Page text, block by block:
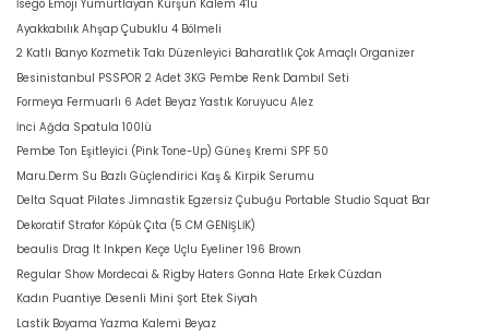
İsego Emoji Yumurtlayan Kurşun Kalem 4'lü
Ayakkabılık Ahşap Çubuklu 4 Bölmeli
2 Katlı Banyo Kozmetik Takı Düzenleyici Baharatlık Çok Amaçlı Organizer
Besinistanbul PSSPOR 2 Adet 3KG Pembe Renk Dambıl Seti
Formeya Fermuarlı 6 Adet Beyaz Yastık Koruyucu Alez
İnci Ağda Spatula 100lü
Pembe Ton Eşitleyici (Pink Tone-Up) Güneş Kremi SPF 50
Maru.Derm Su Bazlı Güçlendirici Kaş & Kirpik Serumu
Delta Squat Pilates Jimnastik Egzersiz Çubuğu Portable Studio Squat Bar
Dekoratif Strafor Köpük Çıta (5 CM GENİŞLİK)
beaulis Drag It Inkpen Keçe Uçlu Eyeliner 196 Brown
Regular Show Mordecai & Rigby Haters Gonna Hate Erkek Cüzdan
Kadın Puantiye Desenli Mini Şort Etek Siyah
Lastik Boyama Yazma Kalemi Beyaz